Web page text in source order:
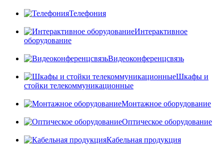
Телефония
Интерактивное
оборудование
Видеоконференцсвязь
Шкафы и
стойки телекоммуникационные
Монтажное оборудование
Оптическое оборудование
Кабельная продукция